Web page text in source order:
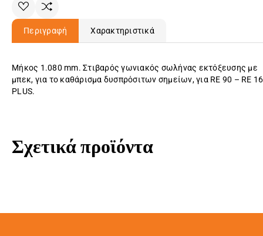
Περιγραφή Χαρακτηριστικά
Μήκος 1.080 mm. Στιβαρός γωνιακός σωλήνας εκτόξευσης με
μπεκ, για το καθάρισμα δυσπρόσιτων σημείων, για RE 90 – RE
PLUS.
Σχετικά προϊόντα